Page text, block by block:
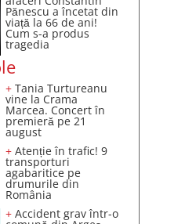
Pănescu a încetat din
viață la 66 de ani!
Cum s-a produs
tragedia
+ Tania Turtureanu
vine la Crama
Marcea. Concert în
premieră pe 21
august
+ Atenție în trafic! 9
transporturi
agabaritice pe
drumurile din
România
+ Accident grav într-o